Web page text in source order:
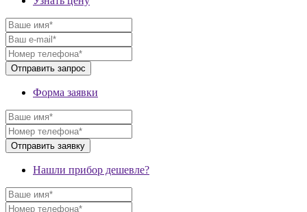
Форма заявки
Нашли прибор дешевле?